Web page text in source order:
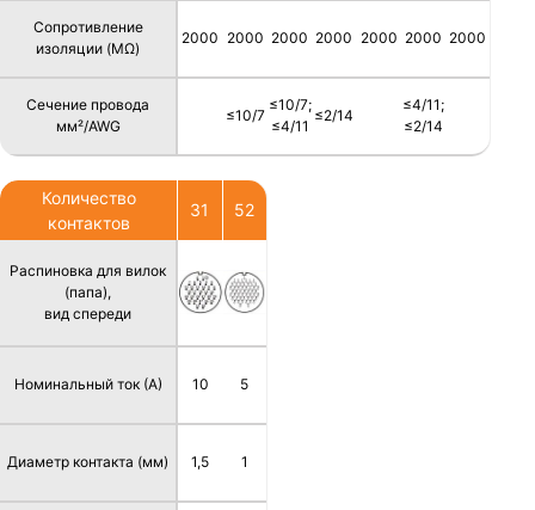
Сопротивление
изоляции (MΩ)
Сечение провода
мм²/AWG
2000 2000
≤10/7
2000
≤10/7;
≤4/11
2000
≤2/14
2000 2000
≤4/11;
≤2/14
2000
Количество
контактов
Распиновка для вилок
(папа),
вид спереди
Номинальный ток (А)
Диаметр контакта (мм)
31
10
1,5
52
5
1